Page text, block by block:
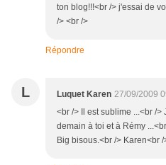
ton blog!!!<br /> j'essai de
/> <br />
Répondre
L Luquet Karen 27/09/2009
<br /> Il est sublime ...<br /
demain à toi et à Rémy
Big bisous.<br /> Karen<br